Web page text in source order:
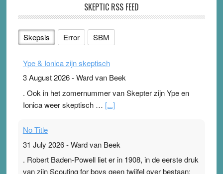
SKEPTIC RSS FEED
Skepsis Error SBM
Ype & Ionica zijn skeptisch
3 August 2026-Ward van Beek
. Ook in het zomernummer van Skepter zijn Ype en
Ionica weer skeptisch … [...]
No Title
31 July 2026-Ward van Beek
. Robert Baden-Powell liet er in 1908, in de eerste druk
van zijn Scouting for boys geen twijfel over bestaan: